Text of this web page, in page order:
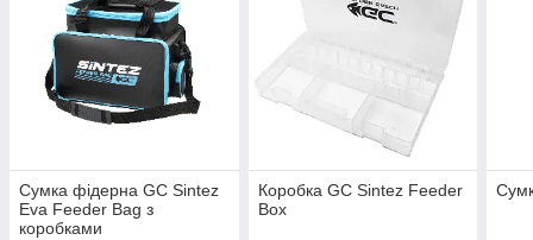
Сумка фідерна GC Sintez
Eva Feeder Bag з
коробками
Коробка GC Sintez Feeder
Box